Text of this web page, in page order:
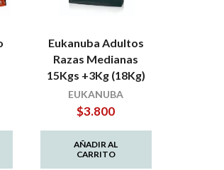
Eukanuba Adultos
Razas Medianas
15Kgs +3Kg (18Kg)
EUKANUBA
$3.800
AÑADIR AL
CARRITO